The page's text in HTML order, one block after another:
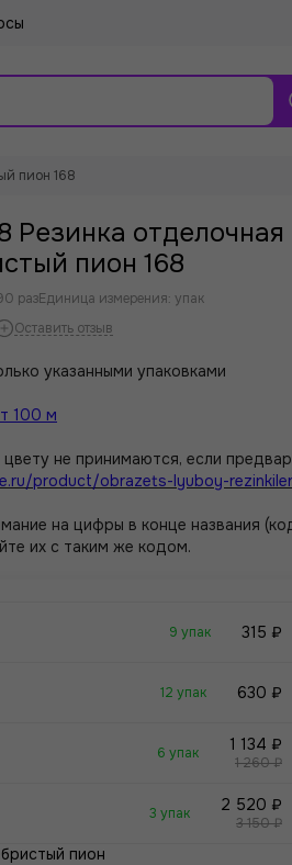
пион 168
Резинка
пион 168
разЕдиница измерения: упак
Оставить отзыв
указанными упаковками
100 м
не принимаются, если
product/obrazets-lyuboy-
на цифры в конце названия
их с таким же кодом.
9 упак 315 ₽
12 упак 630 ₽
6 упак 1 134 ₽
1 260 ₽
3 упак 2 520 ₽
3 150 ₽
пион